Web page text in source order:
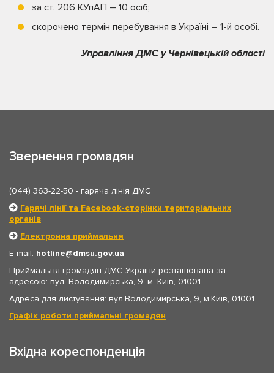
за ст. 206 КУпАП – 10 осіб;
скорочено термін перебування в Україні – 1-й особі.
Управління ДМС у Чернівецькій області
Звернення громадян
(044) 363-22-50 - гаряча лінія ДМС
Гарячі лінії та Facebook-сторінки територіальних
органів
Електронна приймальня
E-mail: hotline
dmsu.gov.ua
Приймальня громадян ДМС України розташована за
адресою: вул. Володимирська, 9, м. Київ, 01001
Адреса для листування: вул.Володимирська, 9, м.Київ, 01001
Графік роботи приймальні громадян
Вхідна кореспонденція